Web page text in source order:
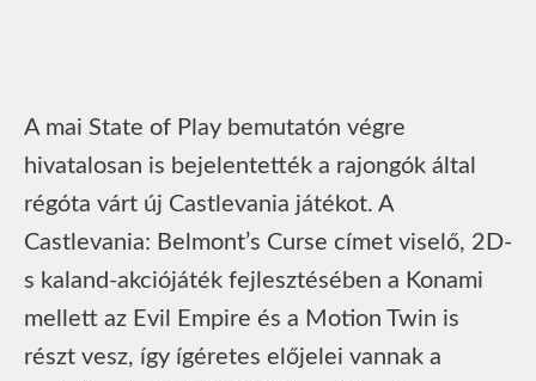
A mai State of Play bemutatón végre
hivatalosan is bejelentették a rajongók által
régóta várt új Castlevania játékot. A
Castlevania: Belmont’s Curse címet viselő, 2D-
s kaland-akciójáték fejlesztésében a Konami
mellett az Evil Empire és a Motion Twin is
részt vesz, így ígéretes előjelei vannak a